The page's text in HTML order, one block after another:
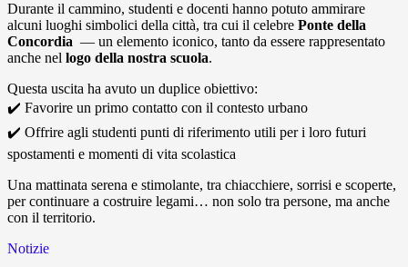
Durante il cammino, studenti e docenti hanno potuto ammirare
alcuni luoghi simbolici della città, tra cui il celebre Ponte della
Concordia — un elemento iconico, tanto da essere rappresentato
anche nel logo della nostra scuola.
Questa uscita ha avuto un duplice obiettivo:
✔️ Favorire un primo contatto con il contesto urbano
✔️ Offrire agli studenti punti di riferimento utili per i loro futuri
spostamenti e momenti di vita scolastica
Una mattinata serena e stimolante, tra chiacchiere, sorrisi e scoperte,
per continuare a costruire legami… non solo tra persone, ma anche
con il territorio.
Notizie